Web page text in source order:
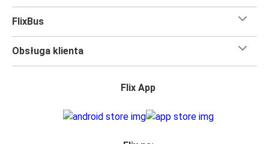
FlixBus
Obsługa klienta
Flix App